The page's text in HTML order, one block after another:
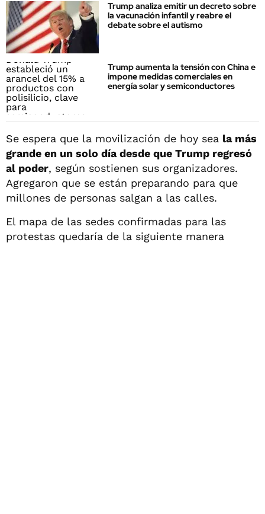
Trump analiza emitir un decreto sobre
la vacunación infantil y reabre el
debate sobre el autismo
Trump aumenta la tensión con China e
impone medidas comerciales en
energía solar y semiconductores
Se espera que la movilización de hoy sea la más
grande en un solo día desde que Trump regresó
al poder, según sostienen sus organizadores.
Agregaron que se están preparando para que
millones de personas salgan a las calles.
El mapa de las sedes confirmadas para las
protestas quedaría de la siguiente manera